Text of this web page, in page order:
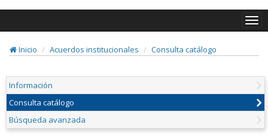
Inicio
Acuerdos institucionales Consulta catálogo
Información
Consulta catálogo
Búsqueda avanzada